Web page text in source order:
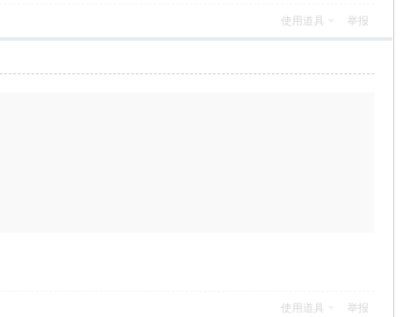
使用道具 举报
使用道具 举报